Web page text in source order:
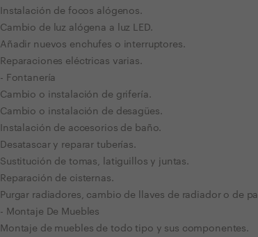
Instalación de focos alógenos.
Cambio de luz alógena a luz LED.
Añadir nuevos enchufes o interruptores.
Reparaciones eléctricas varias.
- Fontanería
Cambio o instalación de grifería.
Cambio o instalación de desagües.
Instalación de accesorios de baño.
Desatascar y reparar tuberías.
Sustitución de tomas, latiguillos y juntas.
Reparación de cisternas.
Purgar radiadores, cambio de llaves de radiador o de
- Montaje De Muebles
Montaje de muebles de todo tipo y sus componentes.